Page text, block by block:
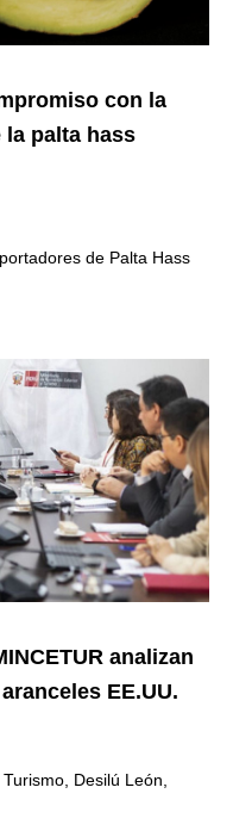
con la
palta hass
de Palta Hass
analizan
EE.UU.
Desilú León,